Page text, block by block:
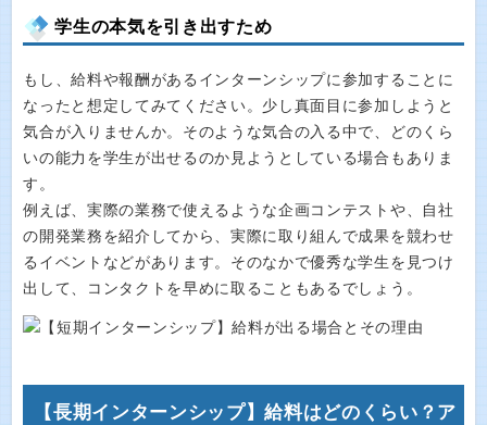
学生の本気を引き出すため
もし、給料や報酬があるインターンシップに参加することに
なったと想定してみてください。少し真面目に参加しようと
気合が入りませんか。そのような気合の入る中で、どのくら
いの能力を学生が出せるのか見ようとしている場合もありま
す。
例えば、実際の業務で使えるような企画コンテストや、自社
の開発業務を紹介してから、実際に取り組んで成果を競わせ
るイベントなどがあります。そのなかで優秀な学生を見つけ
出して、コンタクトを早めに取ることもあるでしょう。
【長期インターンシップ】給料はどのくらい？ア